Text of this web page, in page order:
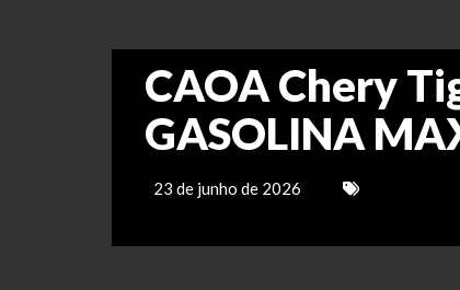
CAOA Chery
GASOLINA
23 de junho de 2026